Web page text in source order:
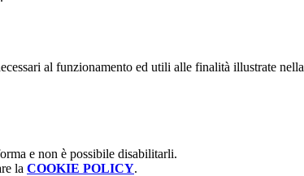
al funzionamento ed utili alle finalità illustrate nella
e non è possibile disabilitarli.
la COOKIE POLICY.